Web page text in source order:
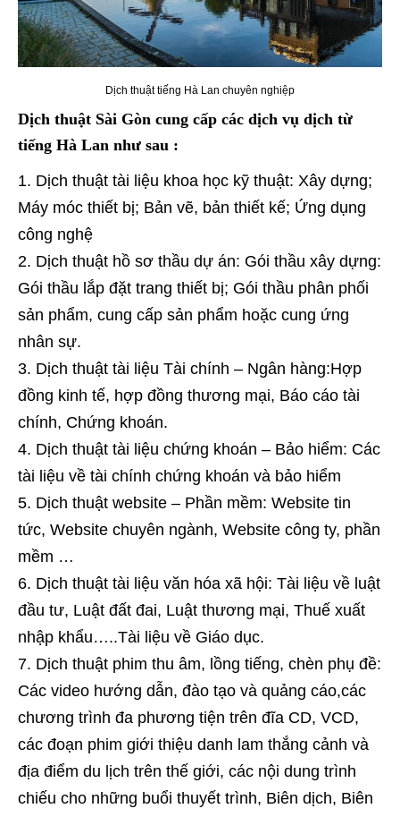
Dịch thuật tiếng Hà Lan chuyên nghiệp
Dịch thuật Sài Gòn cung cấp các dịch vụ dịch từ
tiếng Hà Lan như sau :
Dịch thuật tài liệu khoa học kỹ thuật: Xây dựng;
Máy móc thiết bị; Bản vẽ, bản thiết kế; Ứng dụng
công nghệ
Dịch thuật hồ sơ thầu dự án: Gói thầu xây dựng:
Gói thầu lắp đặt trang thiết bị; Gói thầu phân phối
sản phẩm, cung cấp sản phẩm hoặc cung ứng
nhân sự.
Dịch thuật tài liệu Tài chính – Ngân hàng:Hợp
đồng kinh tế, hợp đồng thương mại, Báo cáo tài
chính, Chứng khoán.
Dịch thuật tài liệu chứng khoán – Bảo hiểm: Các
tài liệu về tài chính chứng khoán và bảo hiểm
Dịch thuật website – Phần mềm: Website tin
tức, Website chuyên ngành, Website công ty, phần
mềm …
Dịch thuật tài liệu văn hóa xã hội: Tài liệu về luật
đầu tư, Luật đất đai, Luật thương mại, Thuế xuất
nhập khẩu…..Tài liệu về Giáo dục.
Dịch thuật phim thu âm, lồng tiếng, chèn phụ đề:
Các video hướng dẫn, đào tạo và quảng cáo,các
chương trình đa phương tiện trên đĩa CD, VCD,
các đoạn phim giới thiệu danh lam thắng cảnh và
địa điểm du lịch trên thế giới, các nội dung trình
chiếu cho những buổi thuyết trình, Biên dịch, Biên